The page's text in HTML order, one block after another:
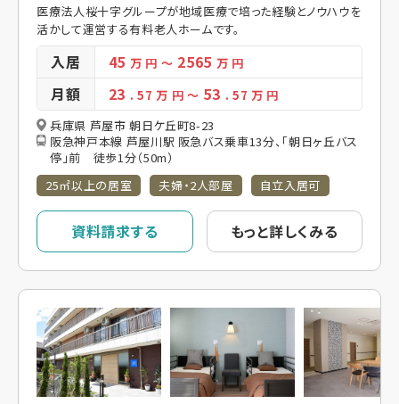
医療法人桜十字グループが地域医療で培った経験とノウハウを
活かして運営する有料老人ホームです。
入居 45万 円 ～ 2565万 円
月額 23 . 57万 円 ～ 53 . 57 万 円
兵庫県 芦屋市 朝日ケ丘町8-23
阪急神戸本線 芦屋川駅 阪急バス乗車13分、「朝日ヶ丘バス
停」前 徒歩1分（50m）
25㎡以上の居室
夫婦・2人部屋 自立入居可
資料請求する もっと詳しくみる